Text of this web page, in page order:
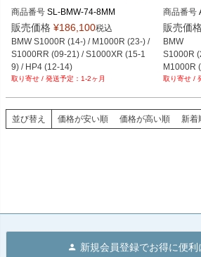
商品番号 SL-BMW-74-8MM
販売価格 ¥186,100税込
BMW S1000R (14-) / M1000R (23-) /
S1000RR (09-21) / S1000XR (15-1
9) / HP4 (12-14)
1-2ヶ月
商品番号
販売価
BMW
S1000R
M1000R
HP4
並び替え 価格が安い順 価格が高い順 新着
新規会員登録でお得に便利